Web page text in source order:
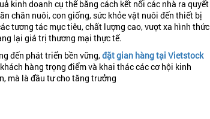
kinh doanh cụ thể bằng cách kết nối các nhà ra quyết
chăn nuôi, con giống, sức khỏe vật nuôi đến thiết bị
tương tác mục tiêu, chất lượng cao, vượt xa hình thức
lại giá trị thương mại thực tế.
đến phát triển bền vững,đặt gian hàng tại Vietstock
hàng trọng điểm và khai thác các cơ hội kinh
mà là đầu tư cho tăng trưởng